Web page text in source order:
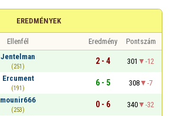
EREDMÉNYEK
Ellenfél Eredmény
Pontszám
Jentelman
(251)
2 - 4 301
-12
Ercument
(191)
6 - 5 308
-7
mounir666
(253)
0 - 6 340
-32